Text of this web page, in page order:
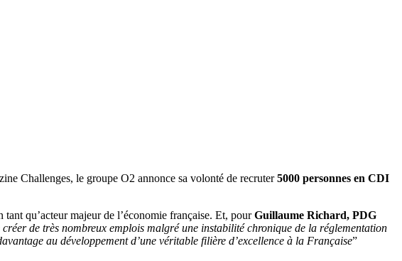
Challenges, le groupe O2 annonce sa volonté de recruter5000 personnes en CDI
qu’acteur majeur de l’économie française. Et, pourGuillaume Richard, PDG
de très nombreux emplois malgré une instabilité chronique de la réglementation
au développement d’une véritable filière d’excellence à la Française”